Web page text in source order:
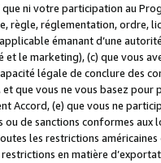
ni votre participation au
règle, réglementation, ordre,
émanant d’une
le marketing), (c) que vous
légale de conclure des
que vous ne vous basez
Accord, (e) que vous ne
ou de sanctions conformes
les restrictions
en matière